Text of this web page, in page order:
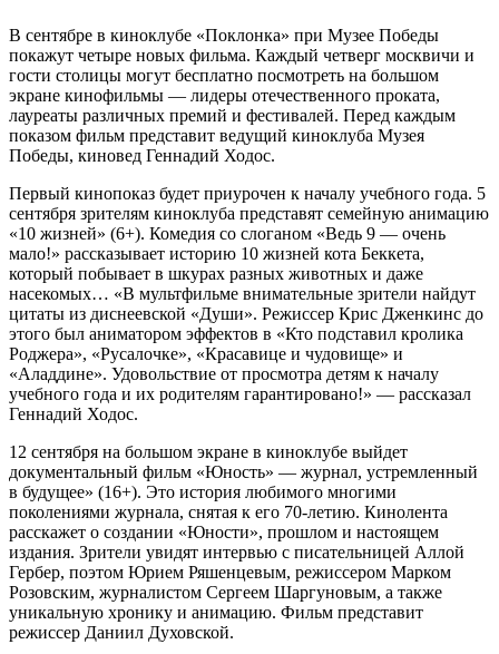
В сентябре в киноклубе «Поклонка» при Музее Победы
покажут четыре новых фильма. Каждый четверг москвичи и
гости столицы могут бесплатно посмотреть на большом
экране кинофильмы — лидеры отечественного проката,
лауреаты различных премий и фестивалей. Перед каждым
показом фильм представит ведущий киноклуба Музея
Победы, киновед Геннадий Ходос.
Первый кинопоказ будет приурочен к началу учебного года. 5
сентября зрителям киноклуба представят семейную анимацию
«10 жизней» (6+). Комедия со слоганом «Ведь 9 — очень
мало!» рассказывает историю 10 жизней кота Беккета,
который побывает в шкурах разных животных и даже
насекомых… «В мультфильме внимательные зрители найдут
цитаты из диснеевской «Души». Режиссер Крис Дженкинс до
этого был аниматором эффектов в «Кто подставил кролика
Роджера», «Русалочке», «Красавице и чудовище» и
«Аладдине». Удовольствие от просмотра детям к началу
учебного года и их родителям гарантировано!» — рассказал
Геннадий Ходос.
12 сентября на большом экране в киноклубе выйдет
документальный фильм «Юность» — журнал, устремленный
в будущее» (16+). Это история любимого многими
поколениями журнала, снятая к его 70-летию. Кинолента
расскажет о создании «Юности», прошлом и настоящем
издания. Зрители увидят интервью с писательницей Аллой
Гербер, поэтом Юрием Ряшенцевым, режиссером Марком
Розовским, журналистом Сергеем Шаргуновым, а также
уникальную хронику и анимацию. Фильм представит
режиссер Даниил Духовской.